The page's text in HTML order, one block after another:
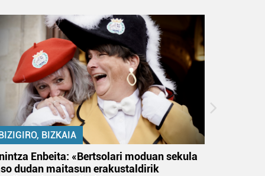
BIZIGIRO, BIZKAIA
Enbeita: «Bertsolari moduan sekula
dudan maitasun erakustaldirik